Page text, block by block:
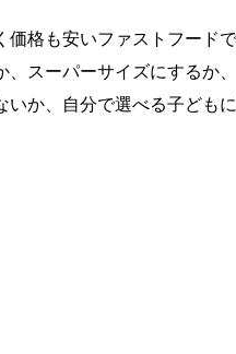
価格も安いファストフード
、スーパーサイズにするか
いか、自分で選べる子ども